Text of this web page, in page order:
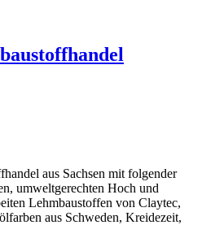
aus Sachsen mit folgender
umweltgerechten Hoch und
Lehmbaustoffen von Claytec,
aus Schweden, Kreidezeit,